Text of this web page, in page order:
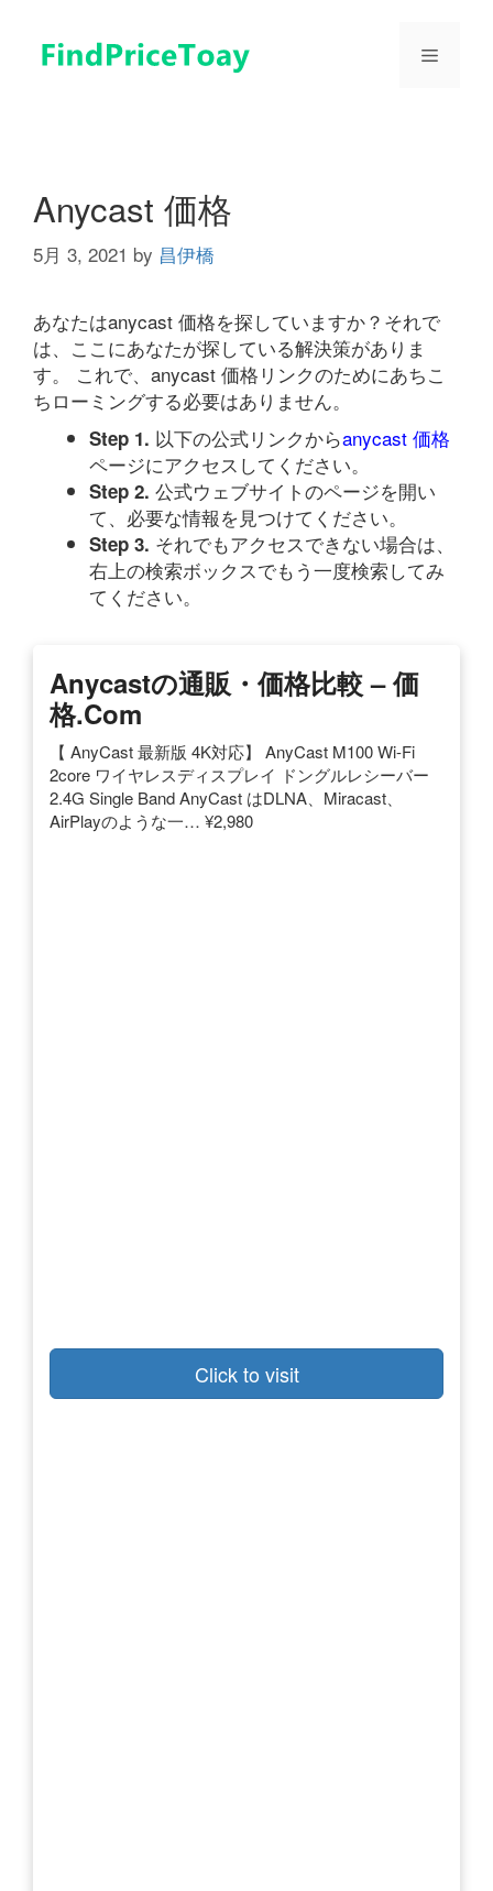
メ
Anycast 価格
5月 3, 2021 by 昌伊橋
あなたはanycast 価格を探していますか？それで
は、ここにあなたが探している解決策がありま
す。 これで、anycast 価格リンクのためにあちこ
ちローミングする必要はありません。
Step 1. 以下の公式リンクからanycast 価格
ページにアクセスしてください。
Step 2. 公式ウェブサイトのページを開い
て、必要な情報を見つけてください。
Step 3. それでもアクセスできない場合は、
右上の検索ボックスでもう一度検索してみ
てください。
Anycastの通販・価格比較 – 価
格.com
【 AnyCast 最新版 4K対応】 AnyCast M100 Wi-Fi
2core ワイヤレスディスプレイ ドングルレシーバー
2.4G Single Band AnyCast はDLNA、Miracast、
AirPlayのような一… ¥2,980
Click to visit